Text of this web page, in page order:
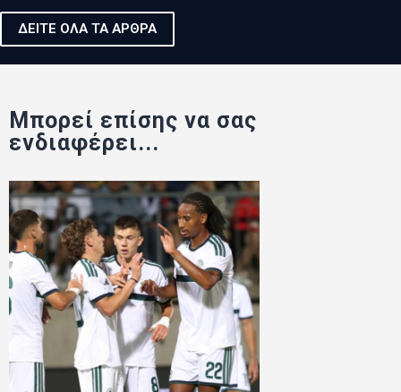
ΔΕΙΤΕ ΟΛΑ ΤΑ ΑΡΘΡΑ
Μπορεί επίσης να σας
ενδιαφέρει...